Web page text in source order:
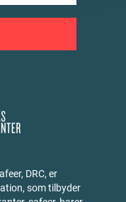
DRC, er
som tilbyder